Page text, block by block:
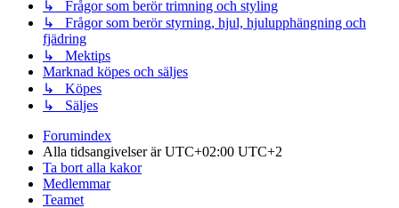
↳ Frågor som berör trimning och styling
↳ Frågor som berör styrning, hjul, hjulupphängning och
fjädring
↳ Mektips
Marknad köpes och säljes
↳ Köpes
↳ Säljes
Forumindex
Alla tidsangivelser är UTC+02:00 UTC+2
Ta bort alla kakor
Medlemmar
Teamet